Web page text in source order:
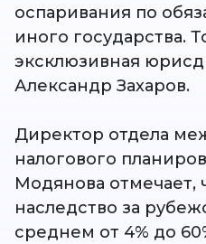
оспаривания по
иного государства.
эксклюзивная
Александр Захаров.
Директор отдела
налогового
Модянова отмечает,
наследство за
среднем от 4% до